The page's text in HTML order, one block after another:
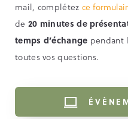
mail, complétez ce
de 20 minutes de
temps d’échange pendant
toutes vos questions.